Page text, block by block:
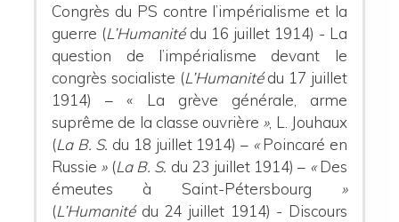
Congrès du PS contre l’impérialisme et la
guerre (L’Humanitédu 16 juillet 1914) - La
question de l’impérialisme devant le
congrès socialiste (L’Humanitédu 17 juillet
1914) – « La grève générale, arme
suprême de la classe ouvrière », L. Jouhaux
(La B. S. du 18 juillet 1914) – «Poincaré en
Russie »(La B. S. du 23 juillet 1914) – «Des
émeutes à Saint-Pétersbourg »
(L’Humanitédu 24 juillet 1914) - Discours